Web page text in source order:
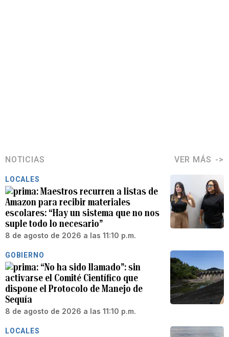
NOTICIAS VER MÁS
LOCALES
Maestros recurren a listas de
Amazon para recibir materiales
escolares: “Hay un sistema que no nos
suple todo lo necesario”
8 de agosto de 2026 a las 11:10 p.m.
GOBIERNO
“No ha sido llamado”: sin
activarse el Comité Científico que
dispone el Protocolo de Manejo de
Sequía
8 de agosto de 2026 a las 11:10 p.m.
LOCALES